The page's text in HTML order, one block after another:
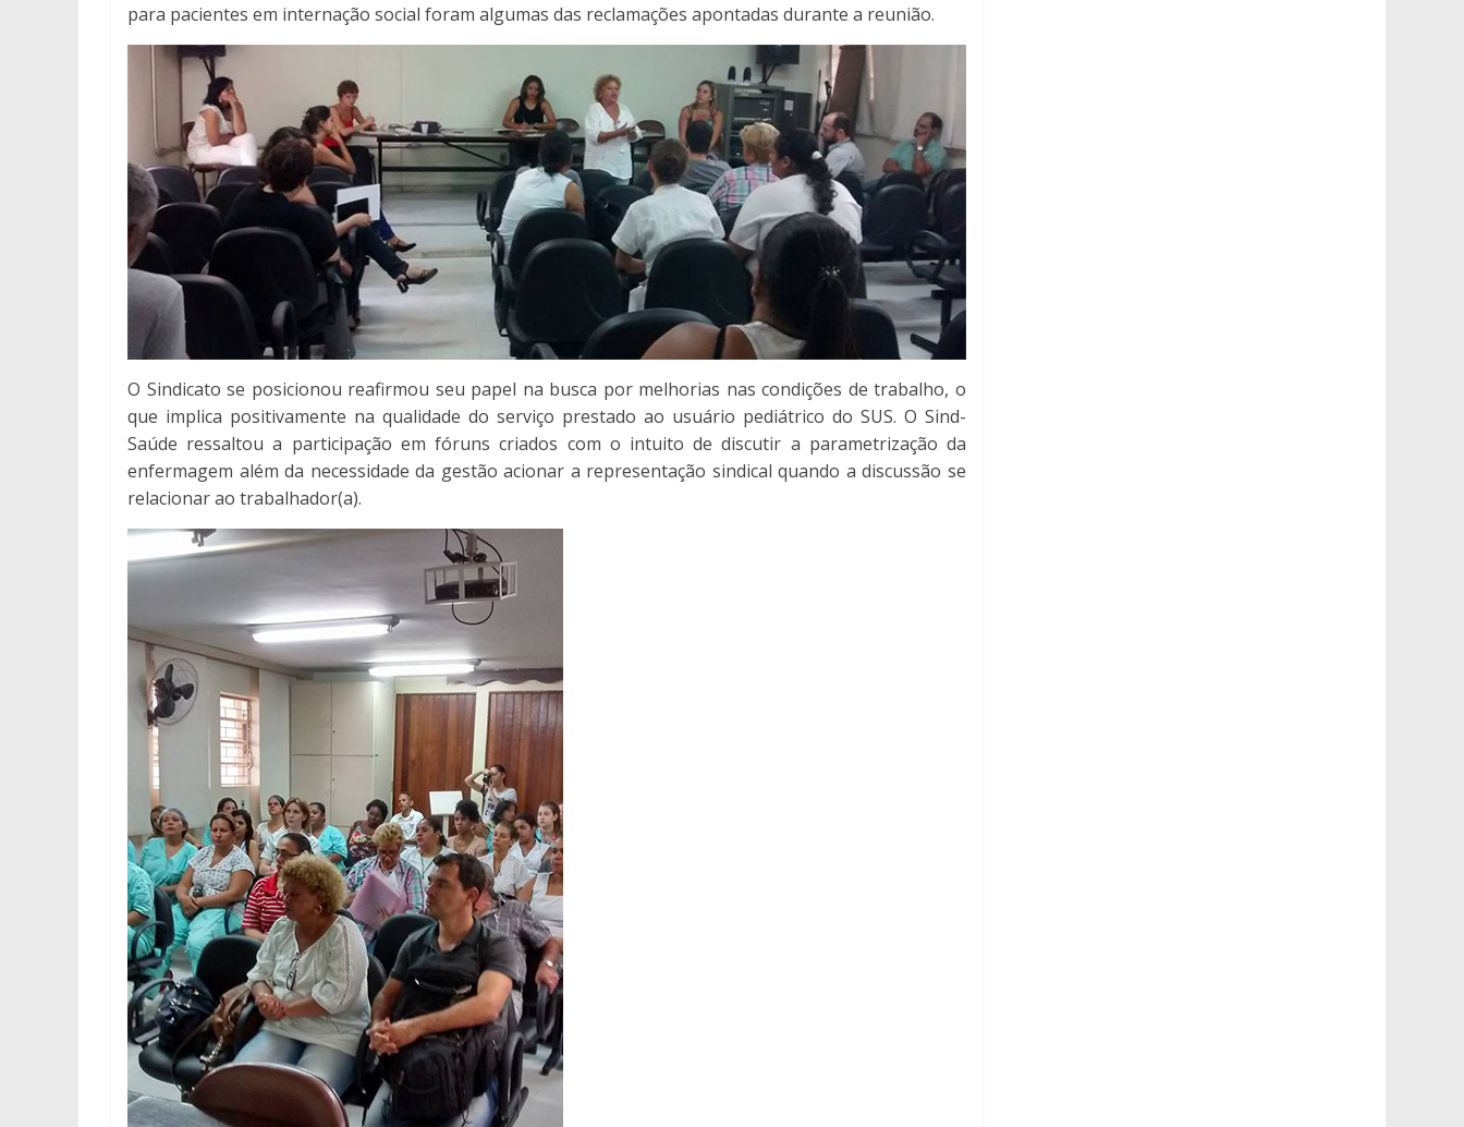
para pacientes em internação social foram algumas das reclamações apontadas durante a reunião.
O Sindicato se posicionou reafirmou seu papel na busca por melhorias nas condições de trabalho, o
que implica positivamente na qualidade do serviço prestado ao usuário pediátrico do SUS. O Sind-
Saúde ressaltou a participação em fóruns criados com o intuito de discutir a parametrização da
enfermagem além da necessidade da gestão acionar a representação sindical quando a discussão se
relacionar ao trabalhador(a).